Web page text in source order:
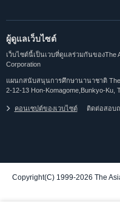
ผู้ดูแลเว็บไซต์
เว็บไซต์นี้เป็นเวบที่ดูแลร่วมกันของThe
Corporation
แผนกสนับสนุนการศึกษานานาชาติ The
2-12-13 Hon-Komagome,Bunkyo-Ku,
คอนเซปต์ของเวบไซต์ ติดต่อสอบ
Copyright(C) 1999-2026 The